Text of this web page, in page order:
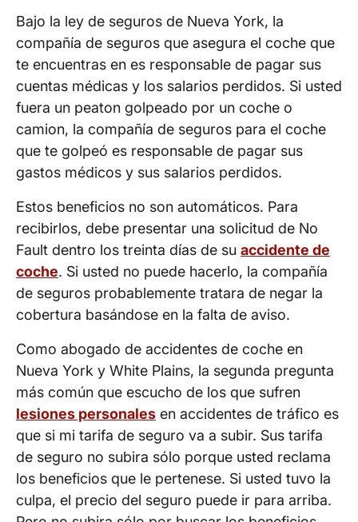
Bajo la ley de seguros de Nueva York, la
compañía de seguros que asegura el coche que
te encuentras en es responsable de pagar sus
cuentas médicas y los salarios perdidos. Si usted
fuera un peaton golpeado por un coche o
camion, la compañía de seguros para el coche
que te golpeó es responsable de pagar sus
gastos médicos y sus salarios perdidos.
Estos beneficios no son automáticos. Para
recibirlos, debe presentar una solicitud de No
Fault dentro los treinta días de su accidente de
coche. Si usted no puede hacerlo, la compañía
de seguros probablemente tratara de negar la
cobertura basándose en la falta de aviso.
Como abogado de accidentes de coche en
Nueva York y White Plains, la segunda pregunta
más común que escucho de los que sufren
lesiones personales en accidentes de tráfico es
que si mi tarifa de seguro va a subir. Sus tarifa
de seguro no subira sólo porque usted reclama
los beneficios que le pertenese. Si usted tuvo la
culpa, el precio del seguro puede ir para arriba.